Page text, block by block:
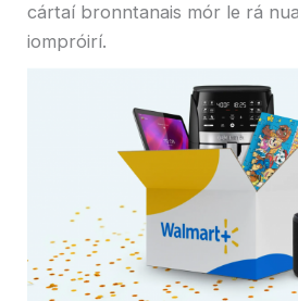
cártaí bronntanais mór le rá
iompróirí.